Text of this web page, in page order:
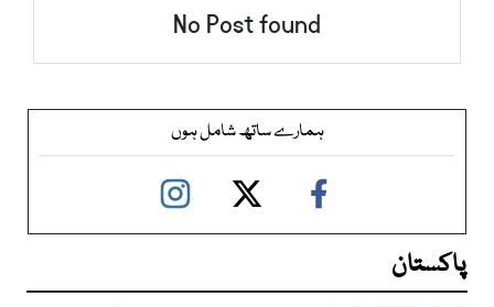
No Post found
ہمارے ساتھ شامل ہوں
پاکستان